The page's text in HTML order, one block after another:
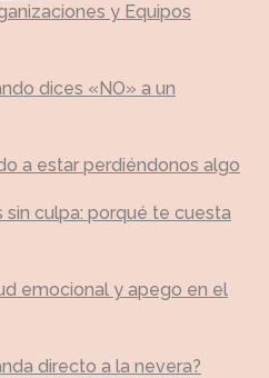
y Equipos
dices «NO» a un
a estar perdiéndonos algo
culpa: porqué te cuesta
emocional y apego en el
directo a la nevera?